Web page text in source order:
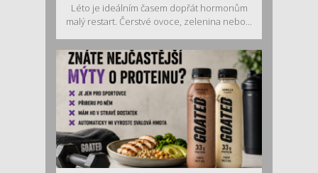
Léto je ideálním časem dopřát hormonům
malý restart. Čerstvé ovoce, zelenina nebo...